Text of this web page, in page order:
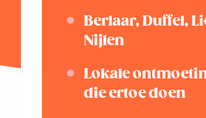
Berlaar, Duffel,
Nijlen
Lokale
die ertoe doen